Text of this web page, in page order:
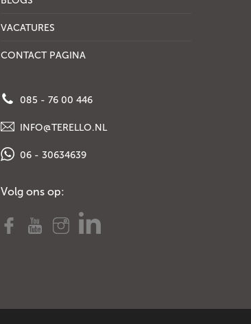
VACATURES
CONTACT PAGINA
085 - 76 00 446
INFO@TERELLO.NL
06 - 30634639
Volg ons op: